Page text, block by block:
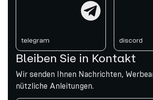
telegram discord
Bleiben Sie in Kontakt
Wir senden Ihnen Nachrichten,
nützliche Anleitungen.